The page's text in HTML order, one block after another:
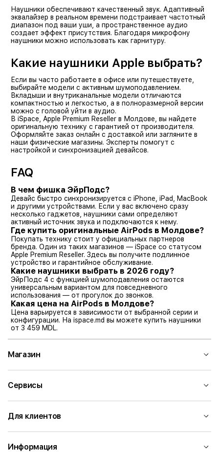
Наушники обеспечивают качественный звук. Адаптивный
эквалайзер в реальном времени подстраивает частотный
диапазон под ваши уши, а пространственное аудио
создает эффект присутствия. Благодаря микрофону
наушники можно использовать как гарнитуру.
Какие наушники Apple выбрать?
Если вы часто работаете в офисе или путешествуете,
выбирайте модели с активным шумоподавлением.
Вкладыши и внутриканальные модели отличаются
компактностью и легкостью, а в полноразмерной версии
можно с головой уйти в аудио.
В iSpace, Apple Premium Reseller в Молдове, вы найдете
оригинальную технику с гарантией от производителя.
Оформляйте заказ онлайн с доставкой или загляните в
наши физические магазины. Эксперты помогут с
настройкой и синхронизацией девайсов.
FAQ
В чем фишка ЭйрПодс?
Девайс быстро синхронизируется с iPhone, iPad, MacBook
и другими устройствами. Если у вас включено сразу
несколько гаджетов, наушники сами определяют
активный источник звука и подключаются к нему.
Где купить оригинальные AirPods в Молдове?
Покупать технику стоит у официальных партнеров
бренда. Один из таких магазинов — iSpace со статусом
Apple Premium Reseller. Здесь вы получите подлинное
устройство и гарантийное обслуживание.
Какие наушники выбрать в 2026 году?
ЭйрПодс 4 с функцией шумоподавления остаются
универсальным вариантом для повседневного
использования — от прогулок до звонков.
Какая цена на AirPods в Молдове?
Цена варьируется в зависимости от выбранной серии и
конфигурации. На ispace.md вы можете купить наушники
от 3 459 MDL.
Магазин
Сервисы
Для клиентов
Информация